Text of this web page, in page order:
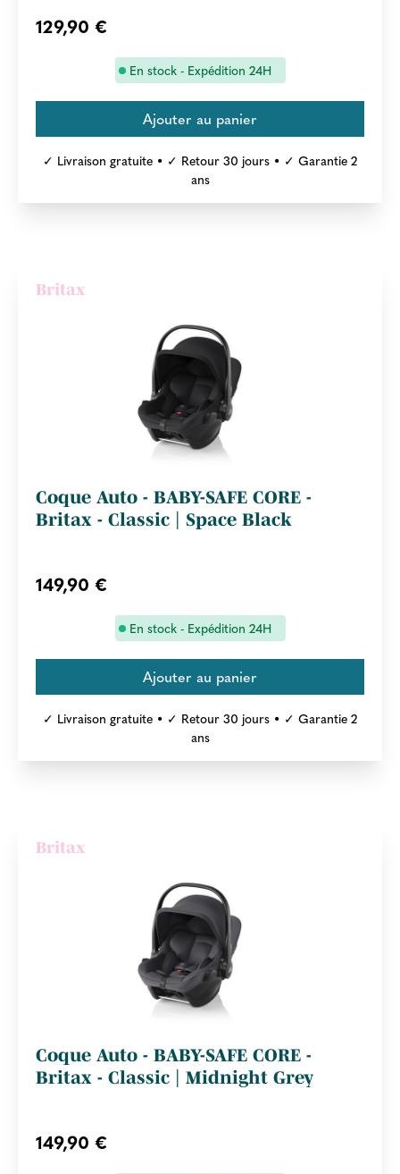
129,90 €
En stock - Expédition 24H
✓ Livraison gratuite • ✓ Retour 30 jours • ✓ Garantie 2
ans
Britax
Coque Auto - BABY-SAFE CORE -
Britax - Classic | Space Black
149,90 €
En stock - Expédition 24H
✓ Livraison gratuite • ✓ Retour 30 jours • ✓ Garantie 2
ans
Britax
Coque Auto - BABY-SAFE CORE -
Britax - Classic | Midnight Grey
149,90 €